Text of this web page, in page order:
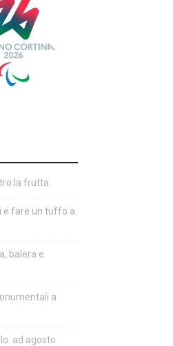
la frutta
e fare un tuffo a
balera e
a
ad agosto